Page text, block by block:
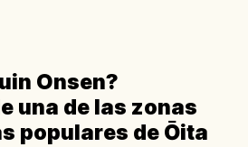
Onsen?
una de las zonas
populares de Ōita